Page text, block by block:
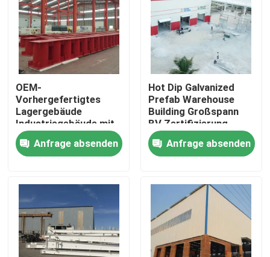
Zu Hause
Über uns
Werksbesichtigung
OEM-
Vorhergefertigtes
Lagergebäude
Industriegebäude mit
Metallrahmen
Anfrage absenden
Hot Dip Galvanized
Prefab Warehouse
Building Großspann
BV Zertifizierung
Anfrage absenden